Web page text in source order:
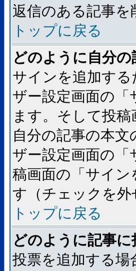
返信のある記事
トップに戻る
どのように自分
サインを追加す
ザー設定画面の
ます。そして投
自分の記事の本
ザー設定画面の
稿画面の「サイ
す（チェックを
トップに戻る
どのように記事
投票を追加する